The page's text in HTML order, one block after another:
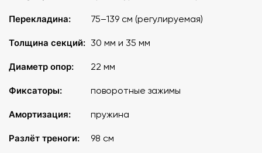
Перекладина: 75–139 см (регулируемая)
Толщина секций: 30 мм и 35 мм
Диаметр опор: 22 мм
Фиксаторы: поворотные зажимы
Амортизация: пружина
Разлёт треноги: 98 см